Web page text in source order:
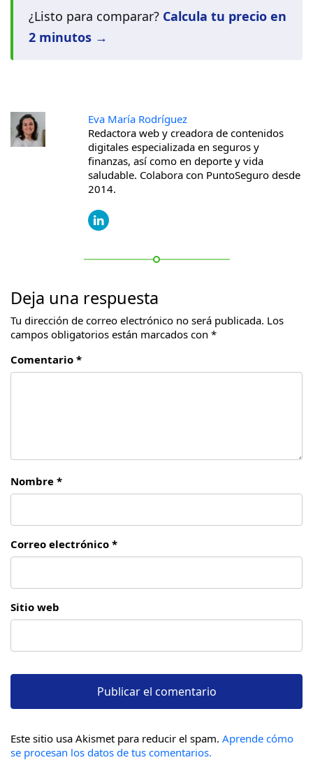
¿Listo para comparar? Calcula tu precio en
2 minutos →
Eva María Rodríguez
Redactora web y creadora de contenidos
digitales especializada en seguros y
finanzas, así como en deporte y vida
saludable. Colabora con PuntoSeguro desde
2014.
Deja una respuesta
Tu dirección de correo electrónico no será publicada. Los
campos obligatorios están marcados con *
Comentario *
Nombre *
Correo electrónico *
Sitio web
Este sitio usa Akismet para reducir el spam. Aprende cómo
se procesan los datos de tus comentarios.